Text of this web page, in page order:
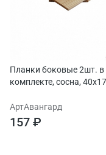
Планки боковые 2шт. в
комплекте, сосна,
АртАвангард
157 ₽